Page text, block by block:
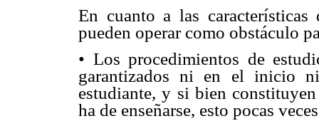
En cuanto a las
pueden operar como obstáculo
• Los procedimientos de
garantizados ni en el inicio
estudiante, y si bien
ha de enseñarse, esto pocas